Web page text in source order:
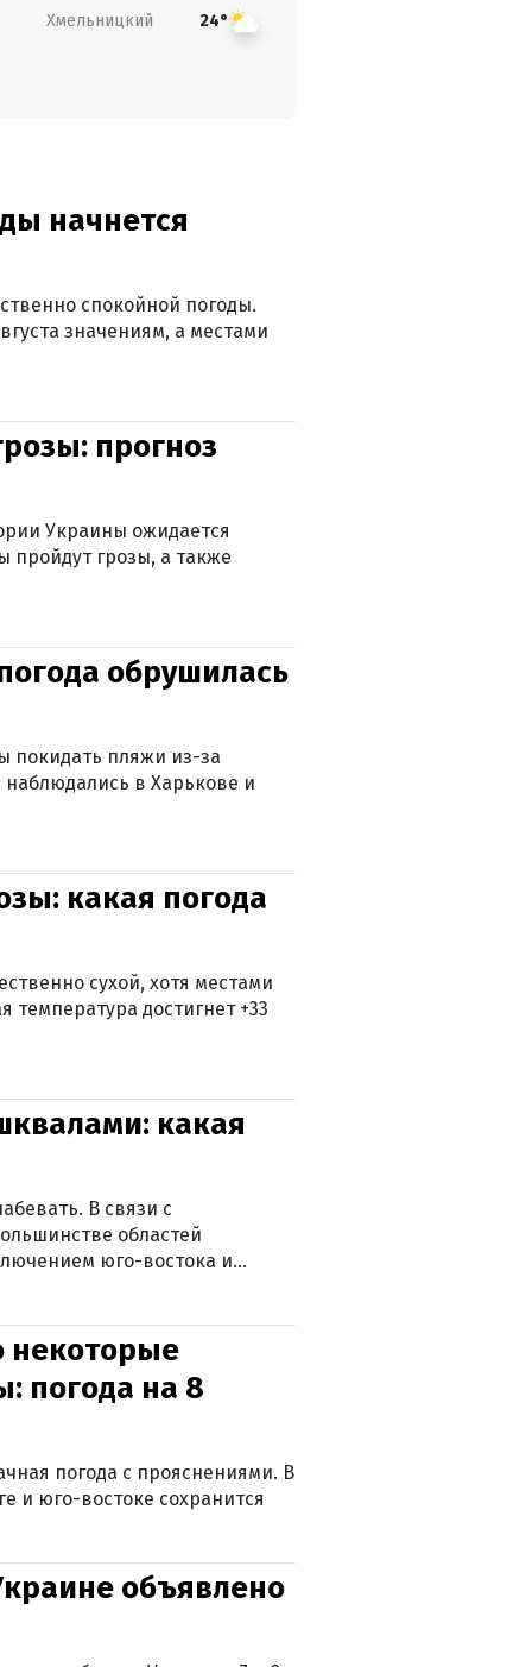
Хмельницкий 24°
начнется
спокойной погоды.
значениям, а местами
прогноз
Украины ожидается
пройдут грозы, а также
обрушилась
покидать пляжи из-за
в Харькове и
какая погода
сухой, хотя местами
достигнет +33
какая
В связи с
областей
юго-востока и
некоторые
погода на 8
погода с прояснениями. В
и юго-востоке сохранится
объявлено